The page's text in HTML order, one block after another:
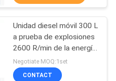
del
que
59
Unidad diesel móvil 300 L
a prueba de explosiones
2600 R/min de la energía
hydráulica
Negotiate MOQ:1set
CONTACT